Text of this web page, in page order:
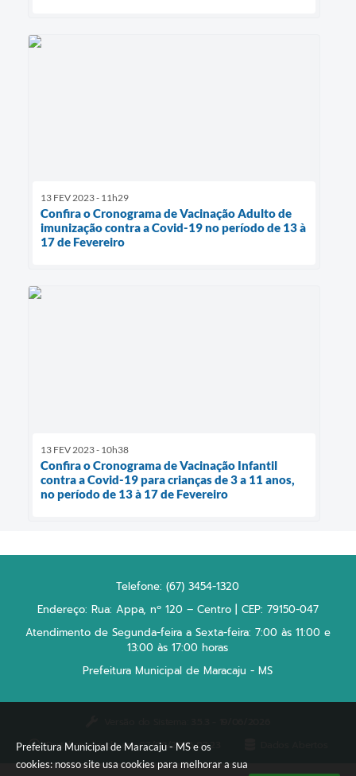
Prefeitura Municipal de Maracaju - MS e os
cookies: nosso site usa cookies para melhorar a sua
13 FEV 2023 - 11h29
Confira o Cronograma de Vacinação Adulto de
imunização contra a Covid-19 no período de 13 à
17 de Fevereiro
13 FEV 2023 - 10h38
Confira o Cronograma de Vacinação Infantil
contra a Covid-19 para crianças de 3 a 11 anos,
no período de 13 à 17 de Fevereiro
Telefone: (67) 3454-1320
Endereço: Rua: Appa, nº 120 – Centro | CEP: 79150-047
Atendimento de Segunda-feira a Sexta-feira: 7:00 às 11:00 e
13:00 às 17:00 horas
Prefeitura Municipal de Maracaju - MS
Portal atualizado em:07/08/2026 07:23